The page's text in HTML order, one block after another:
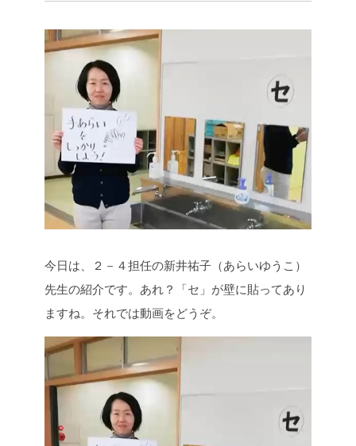
今日は、２－４担任の新井祐子（あらいゆうこ）
先生の紹介です。あれ？「セ」が壁に貼ってあり
ますね。それでは動画をどうぞ。
動
画
プ
レ